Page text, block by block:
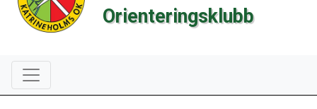
Orienteringsklubb